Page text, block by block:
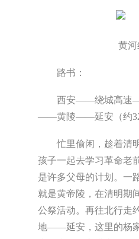
黄
路书：
西安——绕城高速
——黄陵——延安（约
忙里偷闲，趁着清
孩子一起去学习革命老
是许多父母的计划。一
就是黄帝陵，在清明期
公祭活动。再往北行走
地——延安，这里的杨